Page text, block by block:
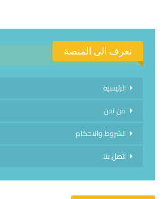
تعرف الى المنصة
الرئيسية
من نحن
الشروط والاحكام
اتصل بنا